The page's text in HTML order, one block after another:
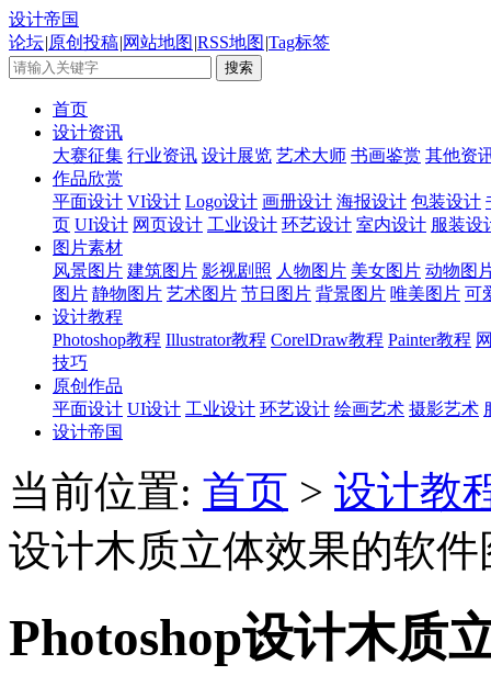
设计帝国
论坛|原创投稿|网站地图 |RSS地图 |Tag标签
首页
设计资讯
大赛征集 行业资讯 设计展览 艺术大师 书画鉴赏 其他资
作品欣赏
平面设计 VI设计 Logo设计 画册设计 海报设计 包装设计
页 UI设计 网页设计 工业设计 环艺设计 室内设计 服装设
图片素材
风景图片 建筑图片 影视剧照 人物图片 美女图片 动物图
图片 静物图片 艺术图片 节日图片 背景图片 唯美图片 可
设计教程
Photoshop教程 Illustrator教程 CorelDraw教程 Painter教程
技巧
原创作品
平面设计 UI设计 工业设计 环艺设计 绘画艺术 摄影艺术
设计帝国
当前位置: 首页 > 设计教
设计木质立体效果的软件
Photoshop设计木质